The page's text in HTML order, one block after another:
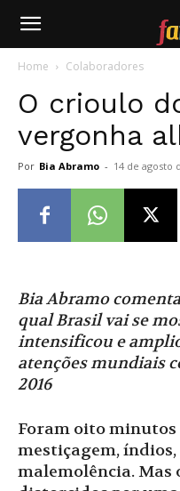
Farofafá
Home Colaboradores
O crioulo
vergonha
Por Bia Abramo - 14 de agosto
Bia Abramo
qual Brasil vai se
intensificou e
atenções mundiais
2016
Foram oito minutos
mestiçagem,
malemolência. Mas